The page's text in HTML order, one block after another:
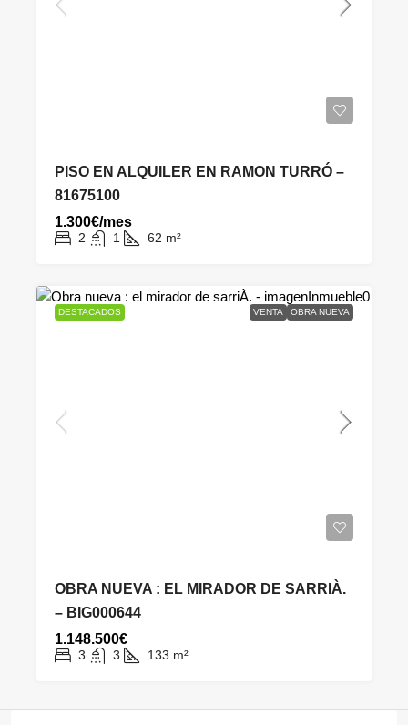
PISO EN ALQUILER EN RAMON TURRÓ –
81675100
1.300€/mes
2 1 62 m²
DESTACADOS VENTA OBRA NUEVA
OBRA NUEVA : EL MIRADOR DE SARRIÀ.
– BIG000644
1.148.500€
3 3 133 m²